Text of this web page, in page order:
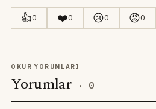
👍0 ❤️0 😢0 😡0
OKUR YORUMLARI
Yorumlar · 0